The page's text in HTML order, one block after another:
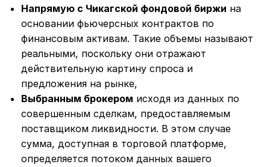
Напрямую с Чикагской фондовой биржи на
основании фьючерсных контрактов по
финансовым активам. Такие объемы называют
реальными, поскольку они отражают
действительную картину спроса и
предложения на рынке,
Выбранным брокером исходя из данных по
совершенным сделкам, предоставляемым
поставщиком ликвидности. В этом случае
сумма, доступная в торговой платформе,
определяется потоком данных вашего